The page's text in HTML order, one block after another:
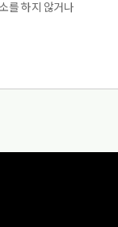
를 하지 않거나